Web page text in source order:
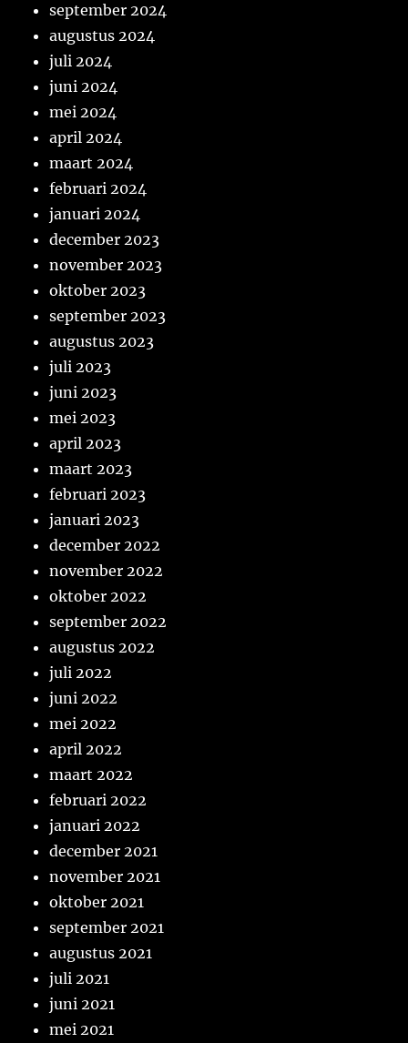
september 2024
augustus 2024
juli 2024
juni 2024
mei 2024
april 2024
maart 2024
februari 2024
januari 2024
december 2023
november 2023
oktober 2023
september 2023
augustus 2023
juli 2023
juni 2023
mei 2023
april 2023
maart 2023
februari 2023
januari 2023
december 2022
november 2022
oktober 2022
september 2022
augustus 2022
juli 2022
juni 2022
mei 2022
april 2022
maart 2022
februari 2022
januari 2022
december 2021
november 2021
oktober 2021
september 2021
augustus 2021
juli 2021
juni 2021
mei 2021